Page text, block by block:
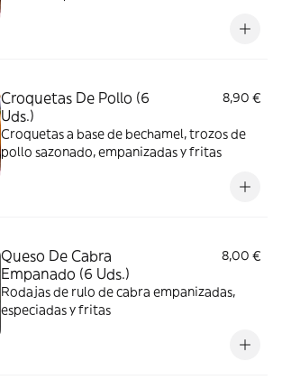
Croquetas De Pollo (6
Uds.)
8,90 €
Croquetas a base de bechamel, trozos de
pollo sazonado, empanizadas y fritas
Queso De Cabra
Empanado (6 Uds.)
8,00 €
Rodajas de rulo de cabra empanizadas,
especiadas y fritas